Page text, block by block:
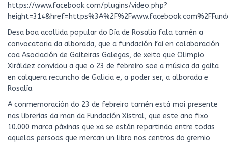
https://www.facebook.com/plugins/video.php?
Desa boa acollida popular do Día de Rosalía fala tamén a
convocatoria da alborada, que a fundación fai en colaboración
coa Asociación de Gaiteiras Galegas, de xeito que Olimpio
Xiráldez convidou a que o 23 de febreiro soe a música da gaita
en calquera recuncho de Galicia e, a poder ser, a alborada e
Rosalía.
A conmemoración do 23 de febreiro tamén está moi presente
nas librerías da man da Fundación Xistral, que este ano fixo
10.000 marca páxinas que xa se están repartindo entre todas
aquelas persoas que mercan un libro nos centros do gremio